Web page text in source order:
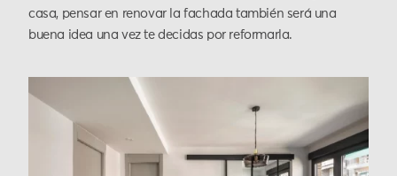
casa, pensar en renovar la fachada también será una
buena idea una vez te decidas por reformarla.